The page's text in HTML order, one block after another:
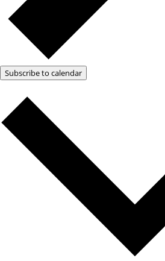
Subscribe to calendar